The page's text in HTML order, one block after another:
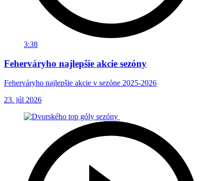
3:38
Feherváryho najlepšie akcie sezóny
Feherváryho najlepšie akcie v sezóne 2025-2026
23. júl 2026